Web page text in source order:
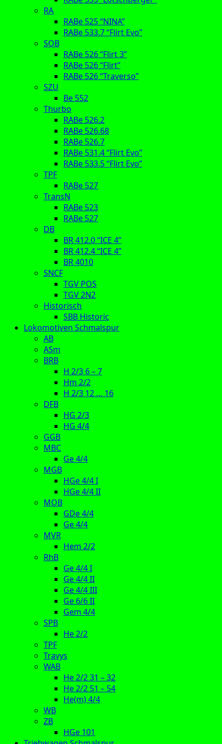
RA
RABe 525 “NINA”
RABe 533.7 “Flirt Evo”
SOB
RABe 526 “Flirt 3”
RABe 526 “Flirt”
RABe 526 “Traverso”
SZU
Be 552
Thurbo
RABe 526.2
RABe 526.68
RABe 526.7
RABe 531.4 “Flirt Evo”
RABe 533.5 “Flirt Evo”
TPF
RABe 527
TransN
RABe 523
RABe 527
DB
BR 412.0 “ICE 4”
BR 412.4 “ICE 4”
BR 4010
SNCF
TGV POS
TGV 2N2
Historisch
SBB Historic
Lokomotiven Schmalspur
AB
ASm
BRB
H 2/3 6 – 7
Hm 2/2
H 2/3 12 … 16
DFB
HG 2/3
HG 4/4
GGB
MBC
Ge 4/4
MGB
HGe 4/4 I
HGe 4/4 II
MOB
GDe 4/4
Ge 4/4
MVR
Hem 2/2
RhB
Ge 4/4 I
Ge 4/4 II
Ge 4/4 III
Ge 6/6 II
Gem 4/4
SPB
He 2/2
TPF
Travys
WAB
He 2/2 31 – 32
He 2/2 51 – 54
He(m) 4/4
WB
ZB
HGe 101